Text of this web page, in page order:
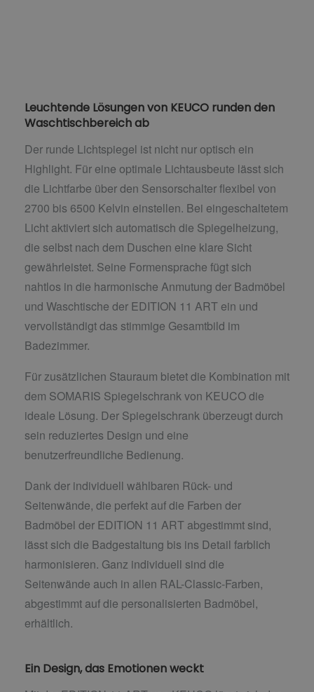
Leuchtende Lösungen von KEUCO runden den
Waschtischbereich ab
Der runde Lichtspiegel ist nicht nur optisch ein
Highlight. Für eine optimale Lichtausbeute lässt sich
die Lichtfarbe über den Sensorschalter flexibel von
2700 bis 6500 Kelvin einstellen. Bei eingeschaltetem
Licht aktiviert sich automatisch die Spiegelheizung,
die selbst nach dem Duschen eine klare Sicht
gewährleistet. Seine Formensprache fügt sich
nahtlos in die harmonische Anmutung der Badmöbel
und Waschtische der EDITION 11 ART ein und
vervollständigt das stimmige Gesamtbild im
Badezimmer.
Für zusätzlichen Stauraum bietet die Kombination mit
dem SOMARIS Spiegelschrank von KEUCO die
ideale Lösung. Der Spiegelschrank überzeugt durch
sein reduziertes Design und eine
benutzerfreundliche Bedienung.
Dank der individuell wählbaren Rück- und
Seitenwände, die perfekt auf die Farben der
Badmöbel der EDITION 11 ART abgestimmt sind,
lässt sich die Badgestaltung bis ins Detail farblich
harmonisieren. Ganz individuell sind die
Seitenwände auch in allen RAL-Classic-Farben,
abgestimmt auf die personalisierten Badmöbel,
erhältlich.
Ein Design, das Emotionen weckt